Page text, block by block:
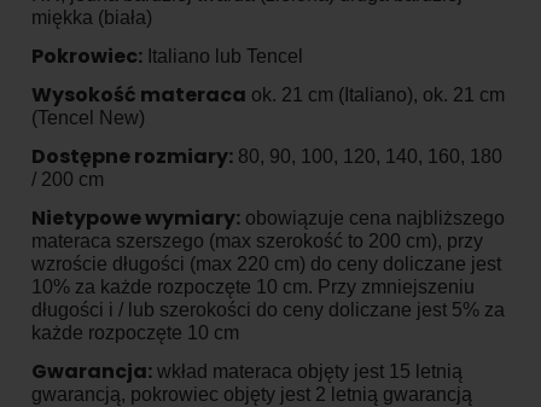
miękka (biała)
Pokrowiec: Italiano lub Tencel
Wysokość materaca ok. 21 cm (Italiano), ok. 21 cm
(Tencel New)
Dostępne rozmiary: 80, 90, 100, 120, 140, 160, 180
/ 200 cm
Nietypowe wymiary: obowiązuje cena najbliższego
materaca szerszego (max szerokość to 200 cm), przy
wzroście długości (max 220 cm) do ceny doliczane jest
10% za każde rozpoczęte 10 cm. Przy zmniejszeniu
długości i / lub szerokości do ceny doliczane jest 5% za
każde rozpoczęte 10 cm
Gwarancja: wkład materaca objęty jest 15 letnią
gwarancją, pokrowiec objęty jest 2 letnią gwarancją